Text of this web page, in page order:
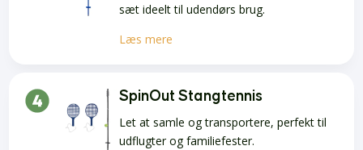
sæt ideelt til udendørs brug.
Læs mere
SpinOut Stangtennis
Let at samle og transportere, perfekt til
udflugter og familiefester.